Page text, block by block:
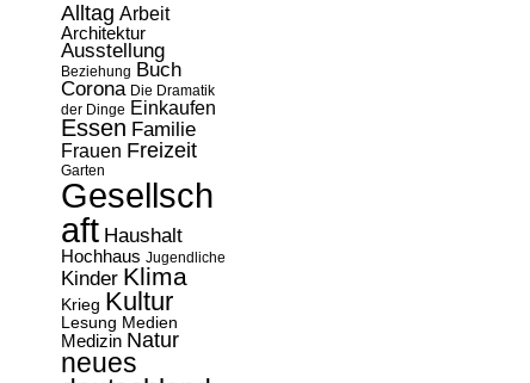
Alltag Arbeit
Architektur
Ausstellung
Beziehung Buch
Corona Die Dramatik
der Dinge Einkaufen
Essen Familie
Frauen Freizeit
Garten
Gesellsch
aft Haushalt
Hochhaus Jugendliche
Kinder Klima
Krieg Kultur
Lesung Medien
Medizin Natur
neues